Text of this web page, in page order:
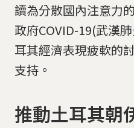
讀為分散國內注意力
政府COVID-19(武漢
耳其經濟表現疲軟的
支持。
推動土耳其朝